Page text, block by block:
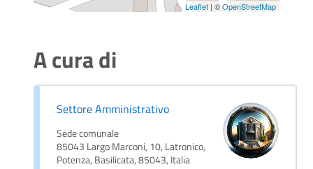
Leaflet | ©OpenStreetMap
A cura di
Settore Amministrativo
Sede comunale
85043 Largo Marconi, 10, Latronico,
Potenza, Basilicata, 85043, Italia